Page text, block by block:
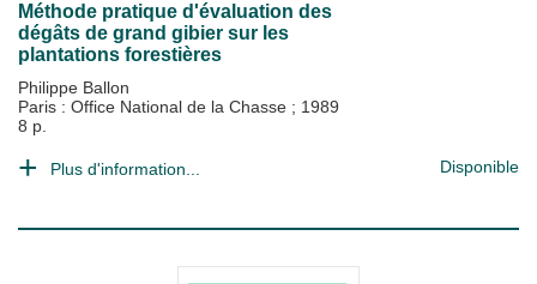
Méthode pratique d'évaluation des
dégâts de grand gibier sur les
plantations forestières
Philippe Ballon
Paris : Office National de la Chasse ; 1989
8 p.
Plus d'information... Disponible